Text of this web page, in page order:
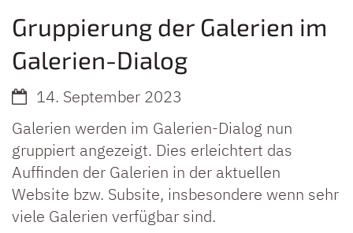
Gruppierung der Galerien im
Galerien-Dialog
14. September 2023
Galerien werden im Galerien-Dialog nun
gruppiert angezeigt. Dies erleichtert das
Auffinden der Galerien in der aktuellen
Website bzw. Subsite, insbesondere wenn sehr
viele Galerien verfügbar sind.